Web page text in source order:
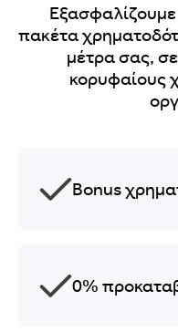
πακέτα
μέτρα σας,
κορυφαίους
Bonus
0%